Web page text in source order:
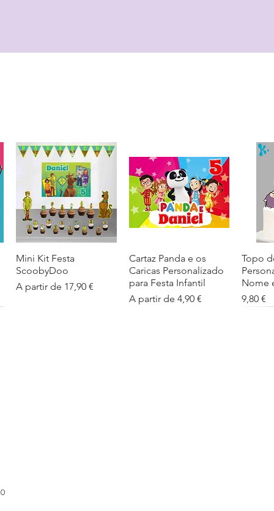
Visualização rápida
Mini Kit Festa
ScoobyDoo
A partir de 17,90 €
Preço promocional
Visualização rápida
Cartaz Panda e os
Caricas Personalizado
para Festa Infantil
A partir de 4,90 €
Preço promocional
Topo
Nome
Preço
9,80 €